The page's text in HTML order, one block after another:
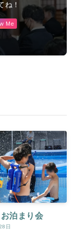
ね！
Me
お泊まり会
日